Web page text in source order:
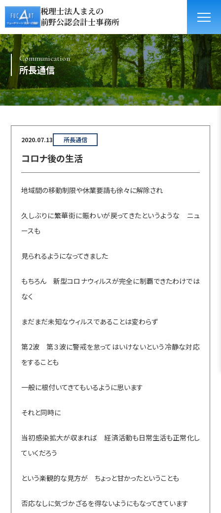
税理士法人まえの
前野公認会計士事務所
Communication
所長通信
2020.07.13 所長通信
コロナ後の生活
地域間の移動制限や休業要請も徐々に解除され
久しぶりに繁華街に賑わいが戻ってきたというような ニュ
ースも
見られるようになってきました
もちろん 新型コロナウィルスが完全に制覇できたわけでは
なく
まだまだ未知なウィルスであることは変わらず
第2波 第３波に警戒を怠ってはいけないという冷静な対応
をすることも
一般に根付いてきてもいるように思います
それと同時に
当初感染拡大が収まれば 経済活動も日常生活も正常化し
ていくだろう
という楽観的な見方が ちょっと甘かったということも
否応なしに気づかざるを得ないようにもなってきています